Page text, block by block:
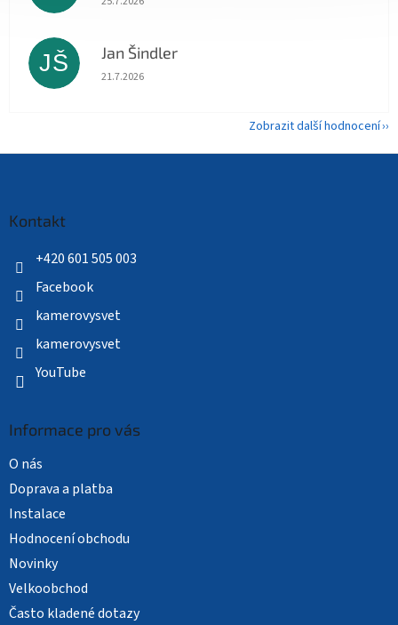
JŠ Jan Šindler
Hodnocení obchodu je 5 z 5 hvězdiček.
21.7.2026
Zobrazit další hodnocení
Kontakt
+420 601 505 003
Facebook
kamerovysvet
kamerovysvet
YouTube
Informace pro vás
O nás
Doprava a platba
Instalace
Hodnocení obchodu
Novinky
Velkoobchod
Často kladené dotazy